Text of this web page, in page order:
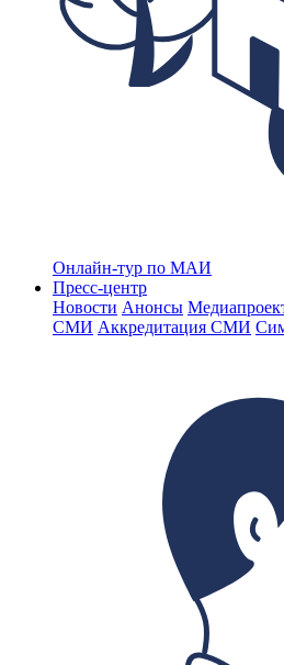
Онлайн-тур по МАИ
Пресс-центр
Новости Анонсы
СМИ Аккредитация СМИ